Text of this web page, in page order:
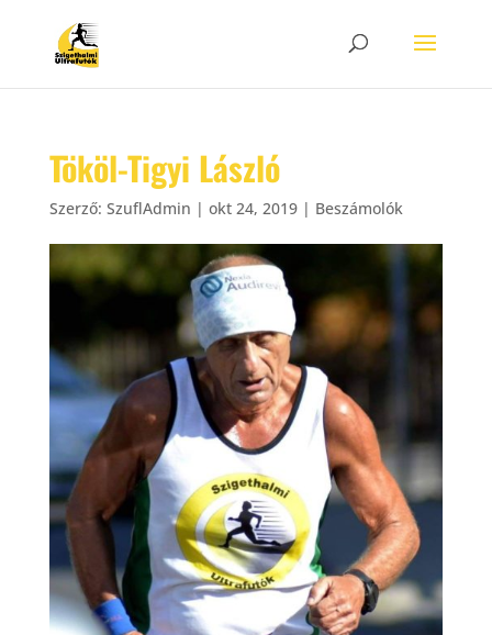
Tököl-Tigyi László
Szerző: SzuflAdmin | okt 24, 2019| Beszámolók